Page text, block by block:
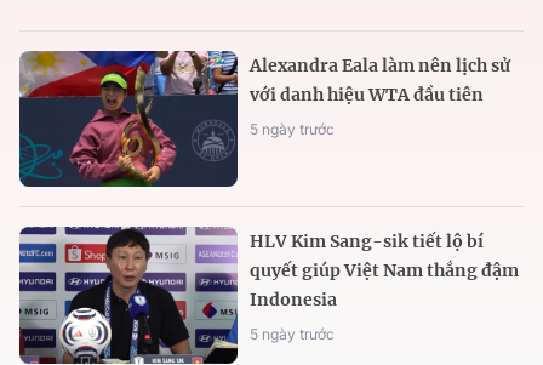
Alexandra Eala làm nên lịch sử
với danh hiệu WTA đầu tiên
5 ngày trước
HLV Kim Sang-sik tiết lộ bí
quyết giúp Việt Nam thắng đậm
Indonesia
5 ngày trước